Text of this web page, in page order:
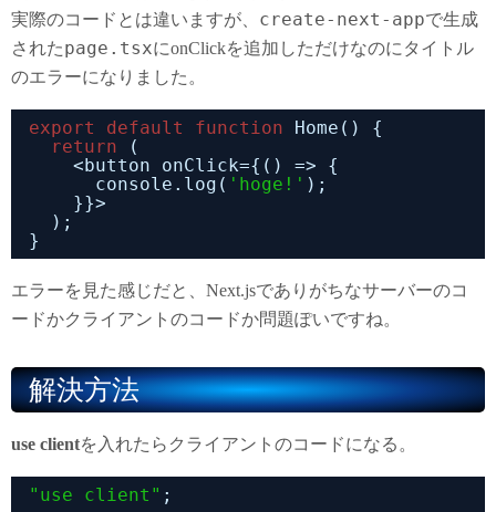
実際のコードとは違いますが、 create-next-appで生成
されたpage.tsxにonClickを追加しただけなのにタイトル
のエラーになりました。
export default function
Home() {
return
(
<button onClick={() => {
console.log( 'hoge!' );
}}>
);
}
エラーを見た感じだと、Next.jsでありがちなサーバーのコ
ードかクライアントのコードか問題ぽいですね。
解決方法
use clientを入れたらクライアントのコードになる。
"use client" ;